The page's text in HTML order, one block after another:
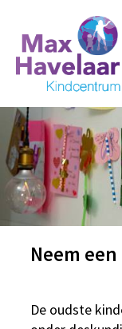
Neem
De oudste